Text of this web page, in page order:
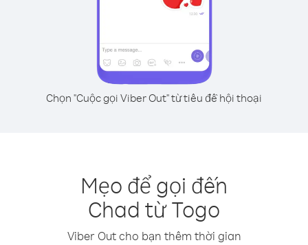
Chọn "Cuộc gọi Viber Out" từ tiêu đề hội thoại
Mẹo để gọi đến
Chad từ Togo
Viber Out cho bạn thêm thời gian